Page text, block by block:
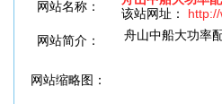
网站名称：
该站网址：
网站简介：
舟山中船大功率
网站缩略图：